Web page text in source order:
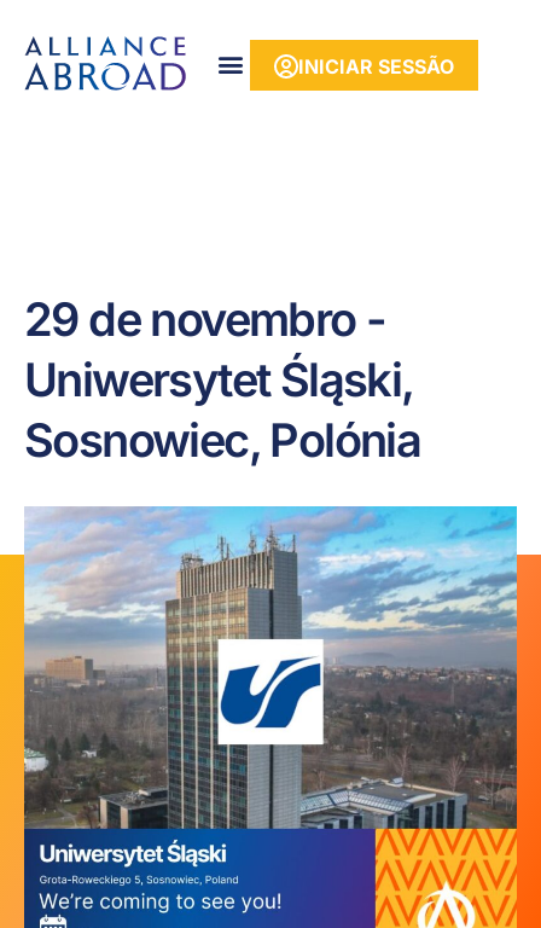
conteúdo
INICIAR SESSÃO
29 de novembro -
Uniwersytet Śląski,
Sosnowiec, Polónia